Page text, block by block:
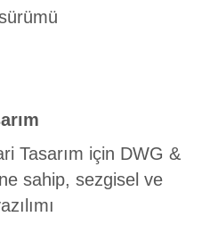
Tasarım için DWG &
sahip, sezgisel ve